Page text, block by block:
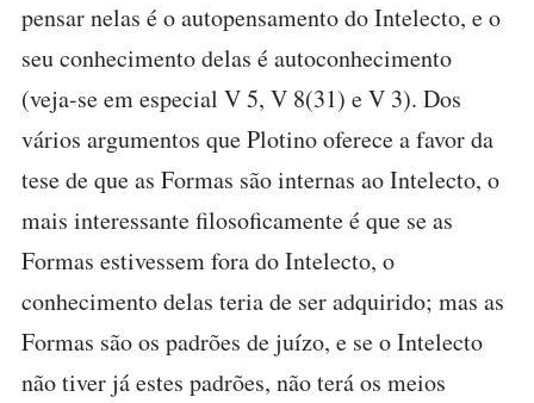
pensar nelas é o autopensamento do Intelecto, e o
seu conhecimento delas é autoconhecimento
(veja-se em especial V 5, V 8(31) e V 3). Dos
vários argumentos que Plotino oferece a favor da
tese de que as Formas são internas ao Intelecto, o
mais interessante filosoficamente é que se as
Formas estivessem fora do Intelecto, o
conhecimento delas teria de ser adquirido; mas as
Formas são os padrões de juízo, e se o Intelecto
não tiver já estes padrões, não terá os meios